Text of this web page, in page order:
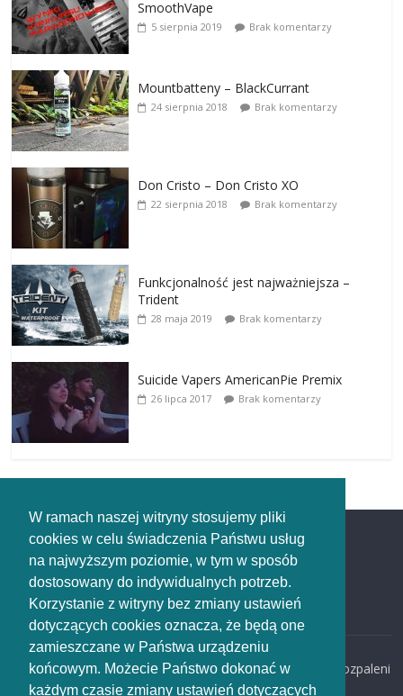
W ramach naszej witryny stosujemy pliki
cookies w celu świadczenia Państwu usług
na najwyższym poziomie, w tym w sposób
dostosowany do indywidualnych potrzeb.
Korzystanie z witryny bez zmiany ustawień
dotyczących cookies oznacza, że będą one
zamieszczane w Państwa urządzeniu
końcowym. Możecie Państwo dokonać w
każdym czasie zmiany ustawień dotyczących
SmoothVape
5 sierpnia 2019 Brak komentarzy
Mountbatteny – BlackCurrant
24 sierpnia 2018 Brak komentarzy
Don Cristo – Don Cristo XO
22 sierpnia 2018 Brak komentarzy
Funkcjonalność jest najważniejsza –
Trident
28 maja 2019 Brak komentarzy
Suicide Vapers AmericanPie Premix
26 lipca 2017 Brak komentarzy
Redakcja
Redakcja
rozpaleni.pl
redakcja@rozpaleni
.pl